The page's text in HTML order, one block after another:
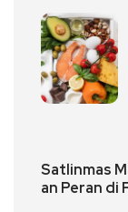
Satlinmas
an Peran di